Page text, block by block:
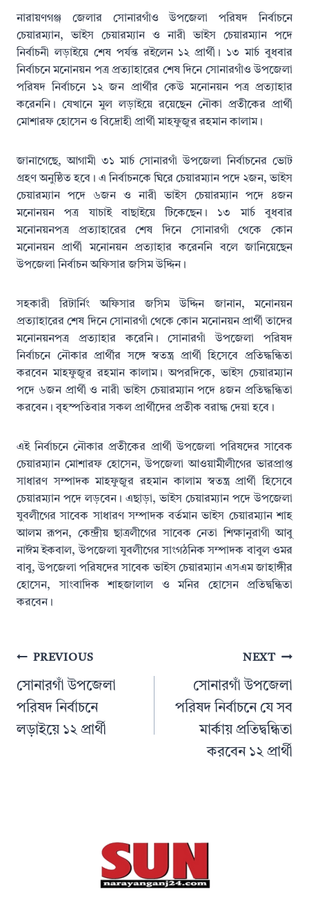
নারায়ণগঞ্জ জেলার সোনারগাঁও উপজেলা পরিষদ নির্বাচনে
চেয়ারম্যান, ভাইস চেয়ারম্যান ও নারী ভাইস চেয়ারম্যান পদে
নির্বাচনী লড়াইয়ে শেষ পর্যন্ত রইলেন ১২ প্রার্থী। ১৩ মার্চ বুধবার
নির্বাচনে মনোনয়ন পত্র প্রত্যাহারের শেষ দিনে সোনারগাঁও উপজেলা
পরিষদ নির্বাচনে ১২ জন প্রার্থীর কেউ মনোনয়ন পত্র প্রত্যাহার
করেননি। যেখানে মুল লড়াইয়ে রয়েছেন নৌকা প্রতীকের প্রার্থী
মোশারফ হোসেন ও বিদ্রোহী প্রার্থী মাহফুজুর রহমান কালাম।
জানাগেছে, আগামী ৩১ মার্চ সোনারগাঁ উপজেলা নির্বাচনের ভোট
গ্রহণ অনুষ্ঠিত হবে। এ নির্বাচনকে ঘিরে চেয়ারম্যান পদে ২জন, ভাইস
চেয়ারম্যান পদে ৬জন ও নারী ভাইস চেয়ারম্যান পদে ৪জন
মনোনয়ন পত্র যাচাই বাছাইয়ে টিকেছেন। ১৩ মার্চ বুধবার
মনোনয়নপত্র প্রত্যাহারের শেষ দিনে সোনারগাঁ থেকে কোন
মনোনয়ন প্রার্থী মনোনয়ন প্রত্যাহার করেননি বলে জানিয়েছেন
উপজেলা নির্বাচন অফিসার জসিম উদ্দিন।
সহকারী রিটার্নিং অফিসার জসিম উদ্দিন জানান, মনোনয়ন
প্রত্যাহারের শেষ দিনে সোনারগাঁ থেকে কোন মনোনয়ন প্রার্থী তাদের
মনোনয়নপত্র প্রত্যাহার করেনি। সোনারগাঁ উপজেলা পরিষদ
নির্বাচনে নৌকার প্রার্থীর সঙ্গে স্বতন্ত্র প্রার্থী হিসেবে প্রতিদ্ধন্ধিতা
করবেন মাহফুজুর রহমান কালাম। অপরদিকে, ভাইস চেয়ারম্যান
পদে ৬জন প্রার্থী ও নারী ভাইস চেয়ারম্যান পদে ৪জন প্রতিদ্ধন্ধিতা
করবেন। বৃহস্পতিবার সকল প্রার্থীদের প্রতীক বরাদ্ধ দেয়া হবে।
এই নির্বাচনে নৌকার প্রতীকের প্রার্থী উপজেলা পরিষদের সাবেক
চেয়ারম্যান মোশারফ হোসেন, উপজেলা আওয়ামীলীগের ভারপ্রাপ্ত
সাধারণ সম্পাদক মাহফুজুর রহমান কালাম স্বতন্ত্র প্রার্থী হিসেবে
চেয়ারম্যান পদে লড়বেন। এছাড়া, ভাইস চেয়ারম্যান পদে উপজেলা
যুবলীগের সাবেক সাধারণ সম্পাদক বর্তমান ভাইস চেয়ারম্যান শাহ
আলম রূপন, কেন্দ্রীয় ছাত্রলীগের সাবেক নেতা শিক্ষানুরাগী আবু
নাঈম ইকবাল, উপজেলা যুবলীগের সাংগঠনিক সম্পাদক বাবুল ওমর
বাবু, উপজেলা পরিষদের সাবেক ভাইস চেয়ারম্যান এসএম জাহাঙ্গীর
হোসেন, সাংবাদিক শাহজালাল ও মনির হোসেন প্রতিদ্বন্ধিতা
করবেন।
PostPREVIOUS
সোনারগাঁ উপজেলা
পরিষদ নির্বাচনে
লড়াইয়ে ১২ প্রার্থী
NEXT
সোনারগাঁ উপজেলা
পরিষদ নির্বাচনে যে সব
মার্কায় প্রতিদ্বন্ধিতা
করবেন ১২ প্রার্থী